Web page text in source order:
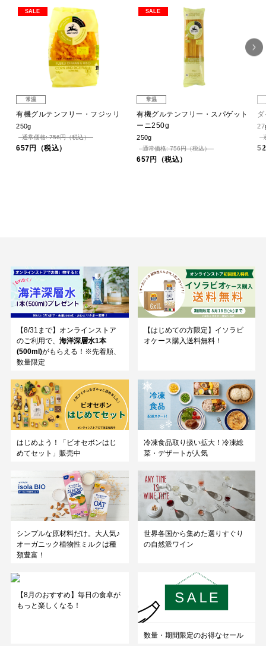
SALE
常温
有機グルテンフリー・フジッリ
250g
通常価格: 756円（税込）
657円（税込）
SALE
常温
有機グルテンフリー・スパゲット
ーニ250g
250g
通常価格: 756円（税込）
657円（税込）
【8/31まで】オンラインストア
のご利用で、 海洋深層水1本
(500ml)がもらえる！※先着順、
数量限定
【はじめての方限定】イソラビ
オケース購入送料無料！
はじめよう！「ビオセボンはじ
めてセット」販売中
冷凍食品取り扱い拡大！冷凍総
菜・デザートが人気
シンプルな原材料だけ。大人気♪
オーガニック植物性ミルクは種
類豊富！
世界各国から集めた選りすぐり
の自然派ワイン
【8月のおすすめ】毎日の食卓が
もっと楽しくなる！
数量・期間限定のお得なセール